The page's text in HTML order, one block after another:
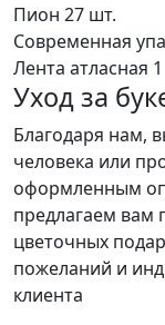
Пион 27 шт.
Современная
Лента атласная
Уход за
Благодаря нам,
человека или
оформленным
предлагаем вам
цветочных
пожеланий и
клиента